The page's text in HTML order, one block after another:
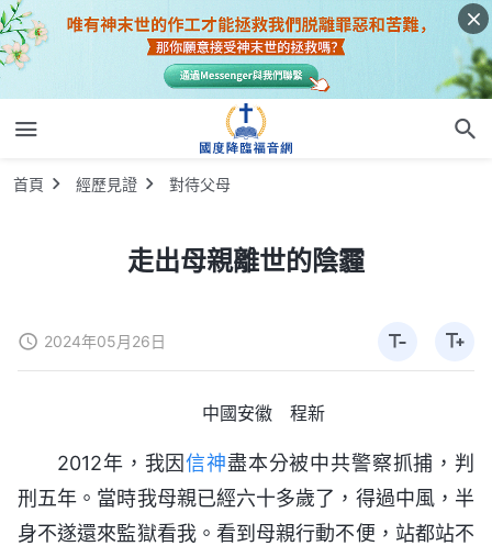
首頁 經歷見證 對待父母
走出母親離世的陰霾
2024年05月26日
中國安徽 程新
2012年，我因信神盡本分被中共警察抓捕，判
刑五年。當時我母親已經六十多歲了，得過中風，半
身不遂還來監獄看我。看到母親行動不便，站都站不